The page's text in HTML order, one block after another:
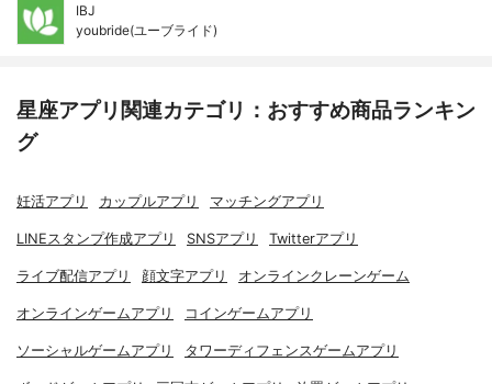
IBJ
youbride(ユーブライド)
星座アプリ関連カテゴリ：おすすめ商品ランキン
グ
妊活アプリ カップルアプリ マッチングアプリ
LINEスタンプ作成アプリ SNSアプリ Twitterアプリ
ライブ配信アプリ 顔文字アプリ オンラインクレーンゲーム
オンラインゲームアプリ コインゲームアプリ
ソーシャルゲームアプリ タワーディフェンスゲームアプリ